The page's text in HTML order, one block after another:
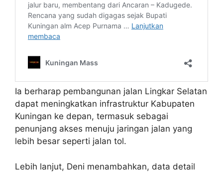
Ia berharap pembangunan jalan Lingkar Selatan
dapat meningkatkan infrastruktur Kabupaten
Kuningan ke depan, termasuk sebagai
penunjang akses menuju jaringan jalan yang
lebih besar seperti jalan tol.
Lebih lanjut, Deni menambahkan, data detail